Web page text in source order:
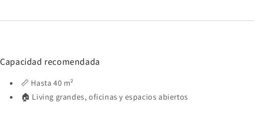
Capacidad recomendada
📏 Hasta 40 m²
🏠 Living grandes, oficinas y espacios abiertos